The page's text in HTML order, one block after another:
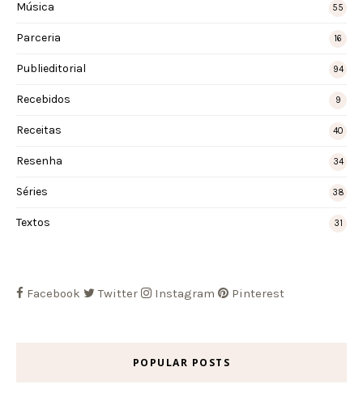
Música 55
Parceria 16
Publieditorial 94
Recebidos 9
Receitas 40
Resenha 34
Séries 38
Textos 31
Facebook Twitter Instagram Pinterest
POPULAR POSTS